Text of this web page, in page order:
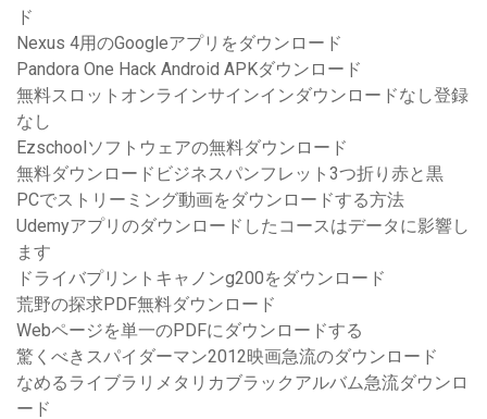
ド
Nexus 4用のGoogleアプリをダウンロード
Pandora One Hack Android APKダウンロード
無料スロットオンラインサインインダウンロードなし登録
なし
Ezschoolソフトウェアの無料ダウンロード
無料ダウンロードビジネスパンフレット3つ折り赤と黒
PCでストリーミング動画をダウンロードする方法
Udemyアプリのダウンロードしたコースはデータに影響し
ます
ドライバプリントキャノンg200をダウンロード
荒野の探求PDF無料ダウンロード
Webページを単一のPDFにダウンロードする
驚くべきスパイダーマン2012映画急流のダウンロード
なめるライブラリメタリカブラックアルバム急流ダウンロ
ード